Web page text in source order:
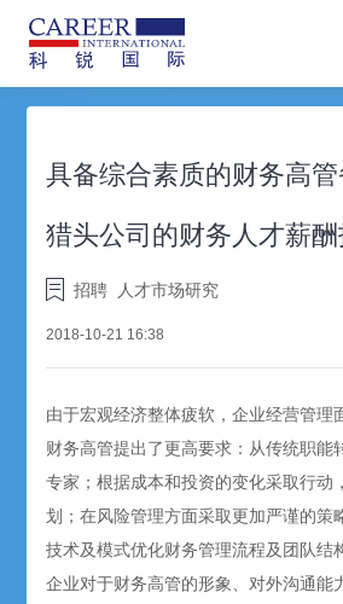
具备综合素质的财务高管
猎头公司的财务人才薪
招聘 人才市场研究
2018-10-21 16:38
由于宏观经济整体疲软，企业经营管理
财务高管提出了更高要求：从传统职能
专家；根据成本和投资的变化采取行动
划；在风险管理方面采取更加严谨的策
技术及模式优化财务管理流程及团队结
企业对于财务高管的形象、对外沟通能